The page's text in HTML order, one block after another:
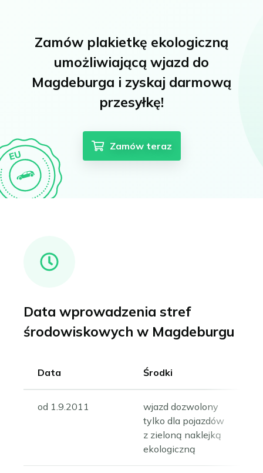
Zamów plakietkę ekologiczną
umożliwiającą wjazd do
Magdeburga i zyskaj darmową
przesyłkę!
Zamów teraz
Data wprowadzenia stref
środowiskowych w Magdeburgu
Data Środki
od 1.9.2011
wjazd dozwolony
tylko dla pojazdów
z zieloną naklejką
ekologiczną